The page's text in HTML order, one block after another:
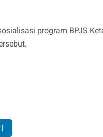
program BPJS